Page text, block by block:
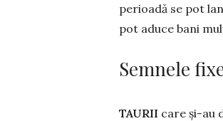
perioadă se pot
pot aduce bani
Semnele
TAURII care și-au